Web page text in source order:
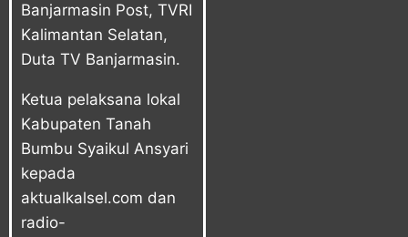
Banjarmasin Post, TVRI
Kalimantan Selatan,
Duta TV Banjarmasin.
Ketua pelaksana lokal
Kabupaten Tanah
Bumbu Syaikul Ansyari
kepada
aktualkalsel.com dan
radio-